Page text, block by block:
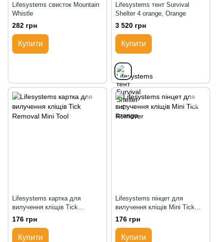
Lifesystems свисток Mountain
Whistle
282 грн
Купити
Lifesystems тент Survival
Shelter 4 orange, Orange
3 520 грн
Купити
Lifesystems картка для
вилучення кліщів Tick
Removal Mini Tool
176 грн
Купити
Lifesystems пінцет для
вилучення кліщів Mini Tick
Remover
176 грн
Купити